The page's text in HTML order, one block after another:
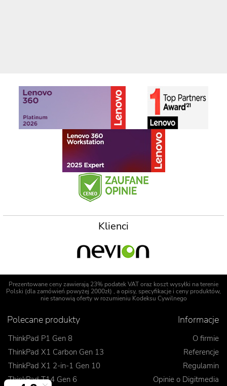
Klienci
Prezentowane ceny zawierają 23% podatek VAT oraz koszt wysyłki na terenie
Polski (dla zamówień powyżej 2000zł) , a opisy, specyfikacje i ceny produktów,
nie stanowią oferty w rozumieniu Kodeksu Cywilnego
Polecane produkty
ThinkPad P1 Gen 8
ThinkPad X1 Carbon Gen 13
ThinkPad X1 2-in-1 Gen 10
ThinkPad T14 Gen 6
Informacje
O firmie
Referencje
Regulamin
Opinie o Digitmedia